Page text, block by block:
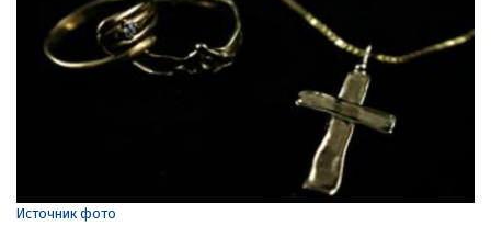
Источник фото